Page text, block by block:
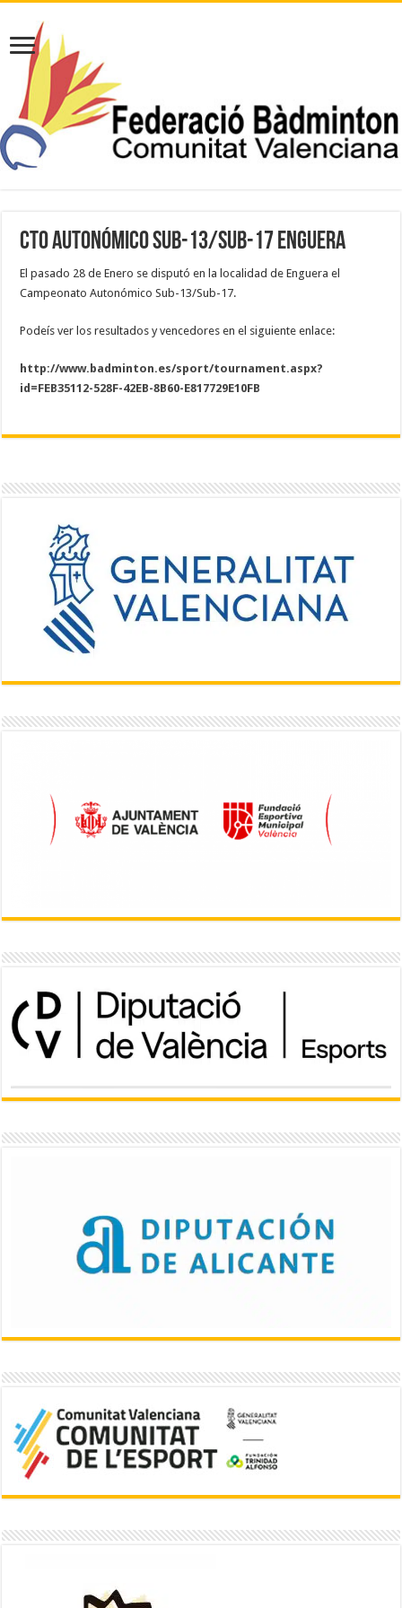
CTO AUTONÓMICO SUB-13/SUB-17 ENGUERA
El pasado 28 de Enero se disputó en la localidad de Enguera el
Campeonato Autonómico Sub-13/Sub-17.
Podeís ver los resultados y vencedores en el siguiente enlace:
http://www.badminton.es/sport/tournament.aspx?
id=FEB35112-528F-42EB-8B60-E817729E10FB